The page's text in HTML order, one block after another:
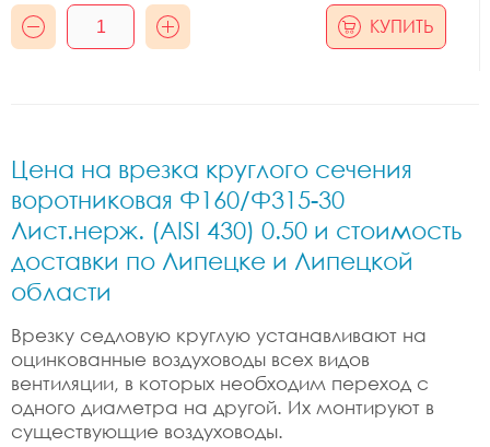
КУПИТЬ
Цена на врезка круглого сечения
воротниковая Ф160/Ф315-30
Лист.нерж. (AISI 430) 0.50 и стоимость
доставки по Липецке и Липецкой
области
Врезку седловую круглую устанавливают на
оцинкованные воздуховоды всех видов
вентиляции, в которых необходим переход с
одного диаметра на другой. Их монтируют в
существующие воздуховоды.